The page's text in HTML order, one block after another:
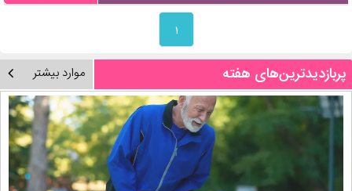
۱
پربازدیدترین‌های هفته موارد بیشتر